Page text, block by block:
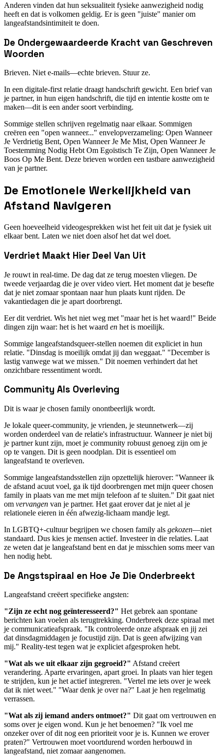
Anderen vinden dat hun seksualiteit fysieke aanwezigheid nodig
heeft en dat is volkomen geldig. Er is geen "juiste" manier om
langeafstandsintimiteit te doen.
De Ondergewaardeerde Kracht van Geschreven
Woorden
Brieven. Niet e-mails—echte brieven. Stuur ze.
In een digitale-first relatie draagt handschrift gewicht. Een brief van
je partner, in hun eigen handschrift, die tijd en intentie kostte om te
maken—dit is een ander soort verbinding.
Sommige stellen schrijven regelmatig naar elkaar. Sommigen
creëren een "open wanneer..." envelopverzameling: Open Wanneer
Je Verdrietig Bent, Open Wanneer Je Me Mist, Open Wanneer Je
Toestemming Nodig Hebt Om Egoïstisch Te Zijn, Open Wanneer Je
Boos Op Me Bent. Deze brieven worden een tastbare aanwezigheid
van je partner.
De Emotionele Werkelijkheid van
Afstand Navigeren
Geen hoeveelheid videogesprekken wist het feit uit dat je fysiek uit
elkaar bent. Laten we niet doen alsof het dat wel doet.
Verdriet Maakt Hier Deel Van Uit
Je rouwt in real-time. De dag dat ze terug moesten vliegen. De
tweede verjaardag die je over video viert. Het moment dat je besefte
dat je niet zomaar spontaan naar hun plaats kunt rijden. De
vakantiedagen die je apart doorbrengt.
Eer dit verdriet. Wis het niet weg met "maar het is het waard!" Beide
dingen zijn waar: het is het waard en het is moeilijk.
Sommige langeafstandsqueer-stellen noemen dit expliciet in hun
relatie. "Dinsdag is moeilijk omdat jij dan weggaat." "December is
lastig vanwege wat we missen." Dit noemen verhindert dat het
onzichtbare ressentiment wordt.
Community Als Overleving
Dit is waar je chosen family onontbeerlijk wordt.
Je lokale queer-community, je vrienden, je steunnetwerk—zij
worden onderdeel van de relatie's infrastructuur. Wanneer je niet bij
je partner kunt zijn, moet je community robuust genoeg zijn om je
op te vangen. Dit is geen noodplan. Dit is essentieel om
langeafstand te overleven.
Sommige langeafstandsstellen zijn opzettelijk hierover: "Wanneer ik
de afstand acuut voel, ga ik tijd doorbrengen met mijn queer chosen
family in plaats van me met mijn telefoon af te sluiten." Dit gaat niet
om vervangen van je partner. Het gaat erover dat je niet al je
relationele eieren in één afwezig-lichaam mandje legt.
In LGBTQ+-cultuur begrijpen we chosen family als gekozen—niet
standaard. Dus kies je mensen actief. Investeer in die relaties. Laat
ze weten dat je langeafstand bent en dat je misschien soms meer van
hen nodig hebt.
De Angstspiraal en Hoe Je Die Onderbreekt
Langeafstand creëert specifieke angsten:
"Zijn ze echt nog geïnteresseerd?" Het gebrek aan spontane
berichten kan voelen als terugtrekking. Onderbreek deze spiraal met
je communicatieafspraak. "Ik controleerde onze afspraak en jij zei
dat dinsdagmiddagen je focustijd zijn. Dat is geen afwijzing van
mij." Reality-test tegen wat je expliciet afgesproken hebt.
"Wat als we uit elkaar zijn gegroeid?" Afstand creëert
verandering. Aparte ervaringen, apart groei. In plaats van hier tegen
te strijden, kun je het actief integreren. "Vertel me iets over je week
dat ik niet weet." "Waar denk je over na?" Laat je hen regelmatig
verrassen.
"Wat als zij iemand anders ontmoet?" Dit gaat om vertrouwen en
soms over je eigen wond. Kun je het benoemen? "Ik voel me
onzeker over of dit nog een prioriteit voor je is. Kunnen we erover
praten?" Vertrouwen moet voortdurend worden herbouwd in
langeafstand, niet zomaar aangenomen.